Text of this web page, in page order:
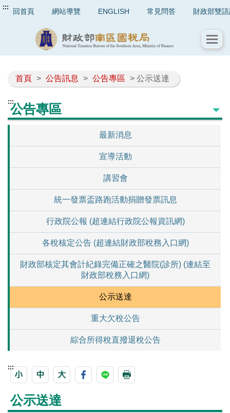
::: 回首頁 網站導覽 ENGLISH 常見問答 財政部雙
首頁 > 公告訊息 > 公告專區 > 公示送達
:::公告專區
最新消息
宣導活動
講習會
統一發票盃路跑活動捐贈發票訊息
行政院公報 (超連結行政院公報資訊網)
各稅核定公告 (超連結財政部稅務入口網)
財政部核定其會計紀錄完備正確之醫院(診所) (連結至
財政部稅務入口網)
公示送達
重大欠稅公告
綜合所得稅直撥退稅公告
:::
公示送達